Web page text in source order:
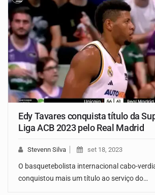
Edy Tavares conquista título da
Liga ACB 2023 pelo Real Madrid
Stevenn Silva set 18, 2023
O basquetebolista internacional cabo-
conquistou mais um título ao serviço do…